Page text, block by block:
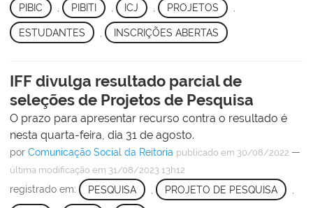
PIBIC PIBITI ICJ , PROJETOS
ESTUDANTES INSCRIÇÕES ABERTAS
IFF divulga resultado parcial de
seleções de Projetos de Pesquisa
O prazo para apresentar recurso contra o resultado é
nesta quarta-feira, dia 31 de agosto.
por Comunicação Social da Reitoria publicado em 30/08/2022 —
última modificação em 31/08/2023 13h12
registrado em: PESQUISA PROJETO DE PESQUISA